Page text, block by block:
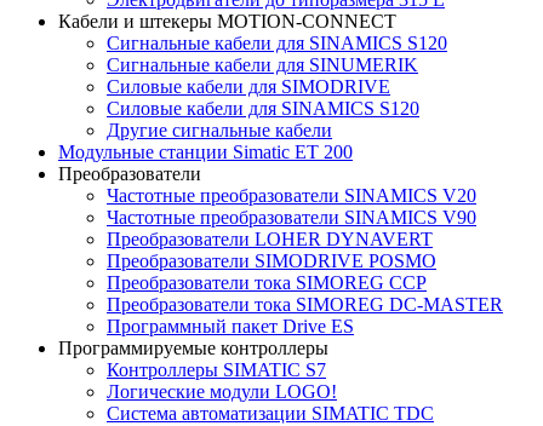
Кабели и штекеры MOTION-CONNECT
Сигнальные кабели для SINAMICS S120
Сигнальные кабели для SINUMERIK
Силовые кабели для SIMODRIVE
Силовые кабели для SINAMICS S120
Другие сигнальные кабели
Модульные станции Simatic ET 200
Преобразователи
Частотные преобразователи SINAMICS V20
Частотные преобразователи SINAMICS V90
Преобразователи LOHER DYNAVERT
Преобразователи SIMODRIVE POSMO
Преобразователи тока SIMOREG CCP
Преобразователи тока SIMOREG DC-MASTER
Программный пакет Drive ES
Программируемые контроллеры
Контроллеры SIMATIC S7
Логические модули LOGO!
Система автоматизации SIMATIC TDC